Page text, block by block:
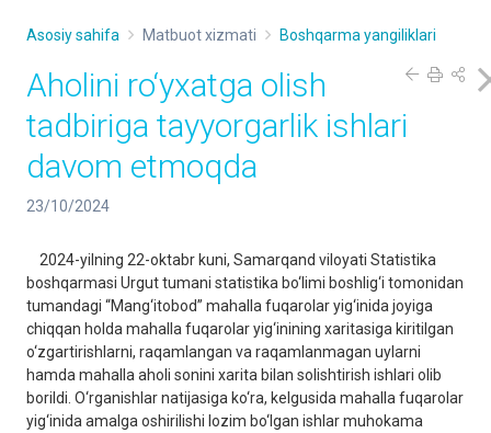
Asosiy sahifa Matbuot xizmati Boshqarma yangiliklari
Aholini ro‘yxatga olish
tadbiriga tayyorgarlik ishlari
davom etmoqda
23/10/2024
2024-yilning 22-oktabr kuni, Samarqand viloyati Statistika
boshqarmasi Urgut tumani statistika bo‘limi boshlig‘i tomonidan
tumandagi “Mang‘itobod” mahalla fuqarolar yig‘inida joyiga
chiqqan holda mahalla fuqarolar yig‘inining xaritasiga kiritilgan
o‘zgartirishlarni, raqamlangan va raqamlanmagan uylarni
hamda mahalla aholi sonini xarita bilan solishtirish ishlari olib
borildi. O‘rganishlar natijasiga ko‘ra, kelgusida mahalla fuqarolar
yig‘inida amalga oshirilishi lozim bo‘lgan ishlar muhokama